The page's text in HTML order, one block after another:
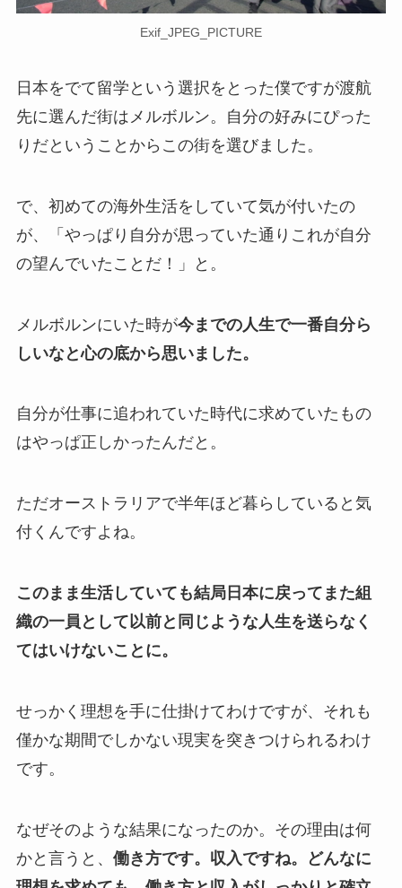
Exif_JPEG_PICTURE
日本をでて留学という選択をとった僕ですが渡航
先に選んだ街はメルボルン。自分の好みにぴった
りだということからこの街を選びました。
で、初めての海外生活をしていて気が付いたの
が、「やっぱり自分が思っていた通りこれが自分
の望んでいたことだ！」と。
メルボルンにいた時が今までの人生で一番自分ら
しいなと心の底から思いました。
自分が仕事に追われていた時代に求めていたもの
はやっぱ正しかったんだと。
ただオーストラリアで半年ほど暮らしていると気
付くんですよね。
このまま生活していても結局日本に戻ってまた組
織の一員として以前と同じような人生を送らなく
てはいけないことに。
せっかく理想を手に仕掛けてわけですが、それも
僅かな期間でしかない現実を突きつけられるわけ
です。
なぜそのような結果になったのか。その理由は何
かと言うと、 働き方です。収入ですね。
どんなに